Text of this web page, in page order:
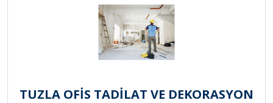
TUZLA OFİS TADİLAT VE DEKORASYON